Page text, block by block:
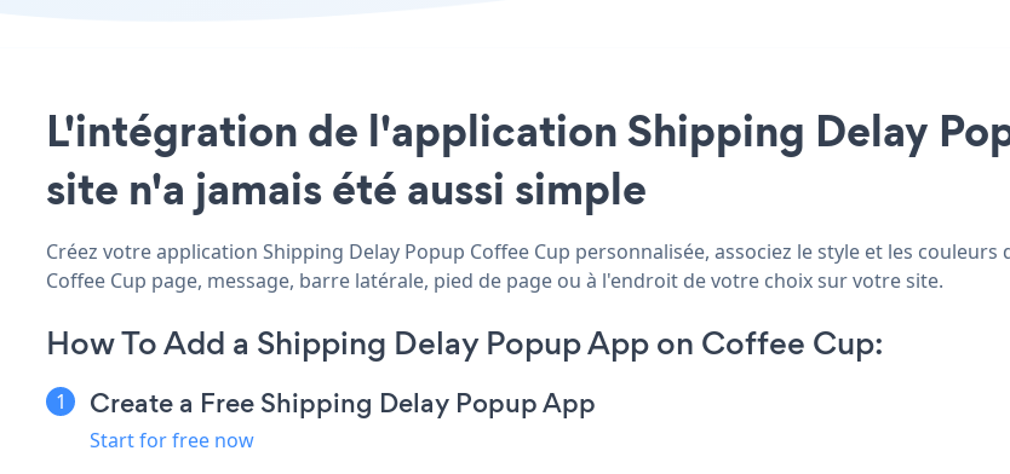
L'intégration de l'application Shipping Delay
site n'a jamais été aussi simple
Créez votre application Shipping Delay Popup Coffee Cup personnalisée, associez le style et les
Coffee Cup page, message, barre latérale, pied de page ou à l'endroit de votre choix sur votre site.
How To Add a Shipping Delay Popup App on Coffee Cup:
Create a Free Shipping Delay Popup App
Start for free now